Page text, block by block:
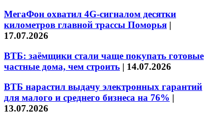
МегаФон охватил 4G-сигналом десятки
километров главной трассы Поморья |
17.07.2026
ВТБ: заёмщики стали чаще покупать готовые
частные дома, чем строить | 14.07.2026
ВТБ нарастил выдачу электронных гарантий
для малого и среднего бизнеса на 76% |
13.07.2026